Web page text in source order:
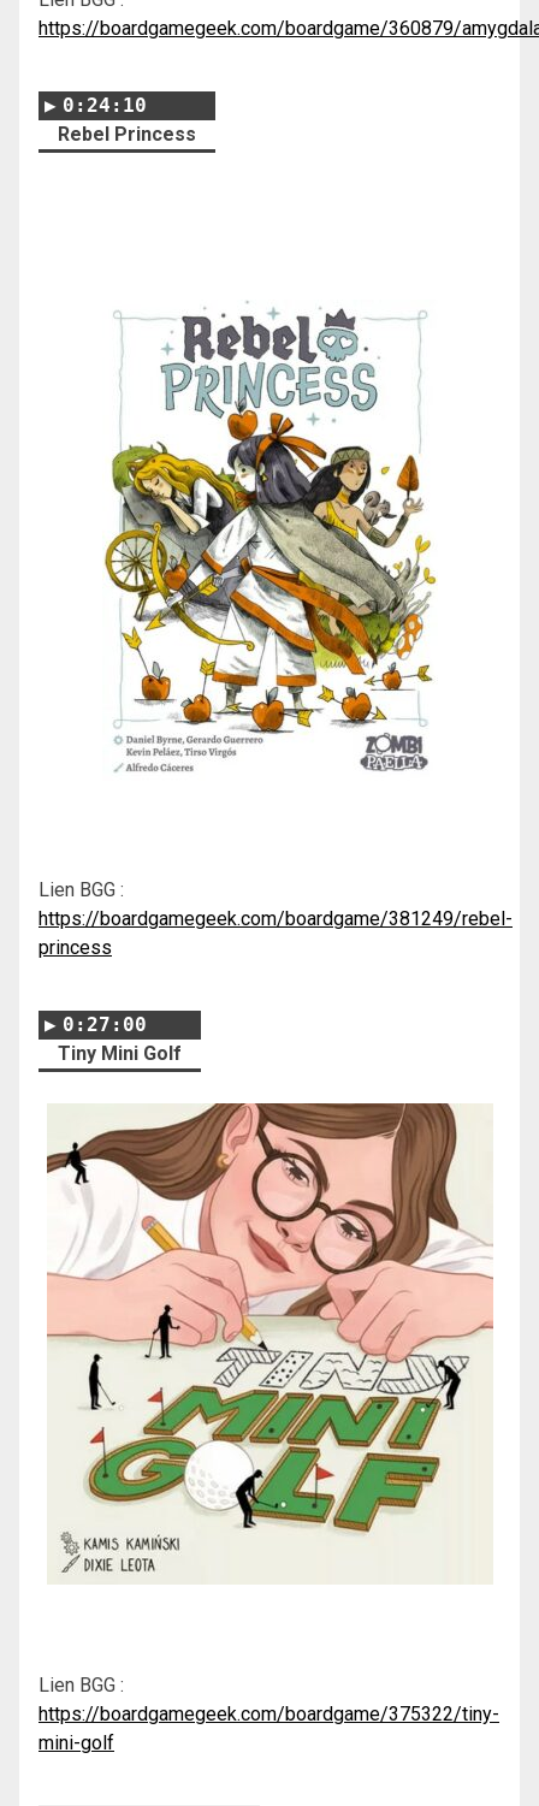
https://boardgamegeek.com/boardgame/360879/
0:24:10
Rebel Princess
Lien BGG :
https://boardgamegeek.com/boardgame/381249/rebel-
princess
0:27:00
Tiny Mini Golf
Lien BGG :
https://boardgamegeek.com/boardgame/375322/tiny-
mini-golf